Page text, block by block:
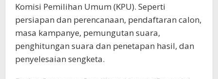
Komisi Pemilihan Umum (KPU). Seperti
persiapan dan perencanaan, pendaftaran calon,
masa kampanye, pemungutan suara,
penghitungan suara dan penetapan hasil, dan
penyelesaian sengketa.